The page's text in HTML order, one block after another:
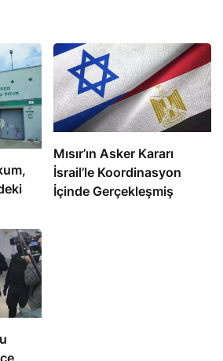
Mısır’ın Asker Kararı
İsrail’le Koordinasyon
İçinde Gerçekleşmiş